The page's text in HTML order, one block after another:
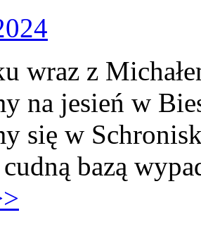
wraz z
na jesień w
się w
bazą